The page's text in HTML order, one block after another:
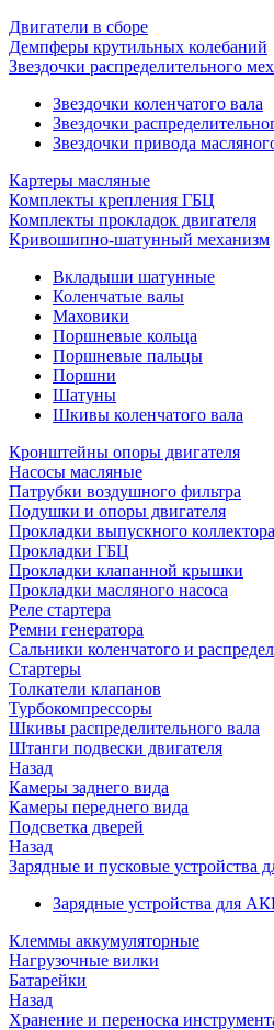
Двигатели в сборе
Демпферы крутильных колебаний
Звездочки распределительного
Звездочки коленчатого вала
Звездочки
Звездочки привода
Картеры масляные
Комплекты крепления ГБЦ
Комплекты прокладок двигателя
Кривошипно-шатунный механизм
Вкладыши шатунные
Коленчатые валы
Маховики
Поршневые кольца
Поршневые пальцы
Поршни
Шатуны
Шкивы коленчатого вала
Кронштейны опоры двигателя
Насосы масляные
Патрубки воздушного фильтра
Подушки и опоры двигателя
Прокладки выпускного коллектора
Прокладки ГБЦ
Прокладки клапанной крышки
Прокладки масляного насоса
Реле стартера
Ремни генератора
Сальники коленчатого и
Стартеры
Толкатели клапанов
Турбокомпрессоры
Шкивы распределительного вала
Штанги подвески двигателя
Назад
Камеры заднего вида
Камеры переднего вида
Подсветка дверей
Назад
Зарядные и пусковые устройства
Зарядные устройства для
Клеммы аккумуляторные
Нагрузочные вилки
Батарейки
Назад
Хранение и переноска